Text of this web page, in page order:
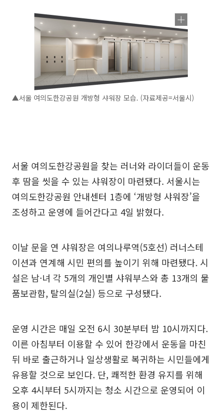
▲서울 여의도한강공원 개방형 샤워장 모습. (자료제공=서울시)
서울 여의도한강공원을 찾는 러너와 라이더들이 운동
후 땀을 씻을 수 있는 샤워장이 마련됐다. 서울시는
여의도한강공원 안내센터 1층에 ‘개방형 샤워장’을
조성하고 운영에 들어간다고 4일 밝혔다.
이날 문을 연 샤워장은 여의나루역(5호선) 러너스테
이션과 연계해 시민 편의를 높이기 위해 마련됐다. 시
설은 남·녀 각 5개의 개인별 샤워부스와 총 13개의 물
품보관함, 탈의실(2실) 등으로 구성됐다.
운영 시간은 매일 오전 6시 30분부터 밤 10시까지다.
이른 아침부터 이용할 수 있어 한강에서 운동을 마친
뒤 바로 출근하거나 일상생활로 복귀하는 시민들에게
유용할 것으로 보인다. 단, 쾌적한 환경 유지를 위해
오후 4시부터 5시까지는 청소 시간으로 운영되어 이
용이 제한된다.